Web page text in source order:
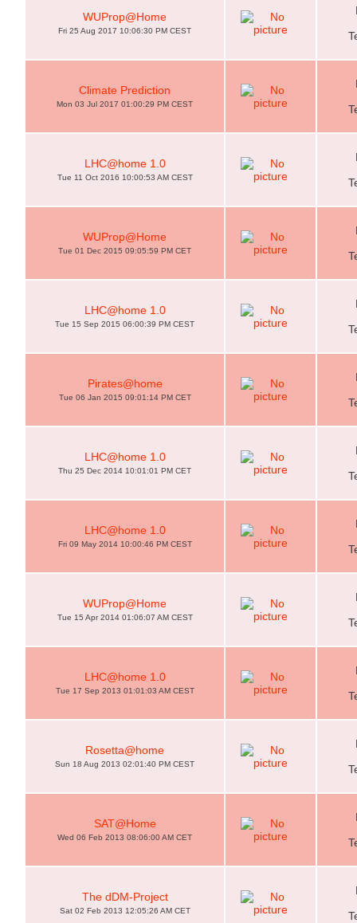
WUProp@Home
Fri 25 Aug 2017 10:06:30 PM CEST
Climate Prediction
Mon 03 Jul 2017 01:00:29 PM CEST
LHC@home 1.0
Tue 11 Oct 2016 10:00:53 AM CEST
WUProp@Home
Tue 01 Dec 2015 09:05:59 PM CET
LHC@home 1.0
Tue 15 Sep 2015 06:00:39 PM CEST
Pirates@home
Tue 06 Jan 2015 09:01:14 PM CET
LHC@home 1.0
Thu 25 Dec 2014 10:01:01 PM CET
LHC@home 1.0
Fri 09 May 2014 10:00:46 PM CEST
WUProp@Home
Tue 15 Apr 2014 01:06:07 AM CEST
LHC@home 1.0
Tue 17 Sep 2013 01:01:03 AM CEST
Rosetta@home
Sun 18 Aug 2013 02:01:40 PM CEST
SAT@Home
Wed 06 Feb 2013 08:06:00 AM CET
The dDM-Project
Sat 02 Feb 2013 12:05:26 AM CET